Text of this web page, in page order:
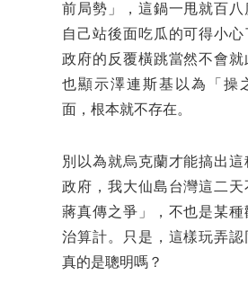
前局勢」，這鍋一甩就百八
自己站後面吃瓜的可得小
政府的反覆橫跳當然不會就
也顯示澤連斯基以為「操
面，根本就不存在。
別以為就烏克蘭才能搞出
政府，我大仙島台灣這二
蔣真傳之爭」，不也是某
治算計。只是，這樣玩弄認
真的是聰明嗎？